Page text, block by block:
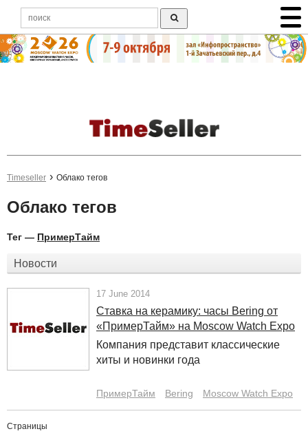
Timeseller Облако тегов
Облако тегов
Тег — ПримерТайм
Новости
17 June 2014
Ставка на керамику: часы Bering от
«ПримерТайм» на Moscow Watch Expo
Компания представит классические
хиты и новинки года
ПримерТайм Bering Moscow Watch Expo
Страницы